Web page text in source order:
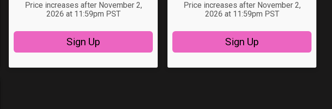
Price increases after November 2,
2026 at 11:59pm PST
Sign Up
Price increases after November 2,
2026 at 11:59pm PST
Sign Up